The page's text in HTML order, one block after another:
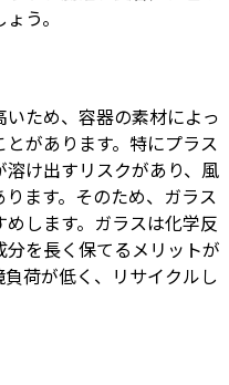
う。
ため、容器の素材によっ
があります。特にプラス
け出すリスクがあり、風
ます。そのため、ガラス
します。ガラスは化学反
を長く保てるメリットが
荷が低く、リサイクルし